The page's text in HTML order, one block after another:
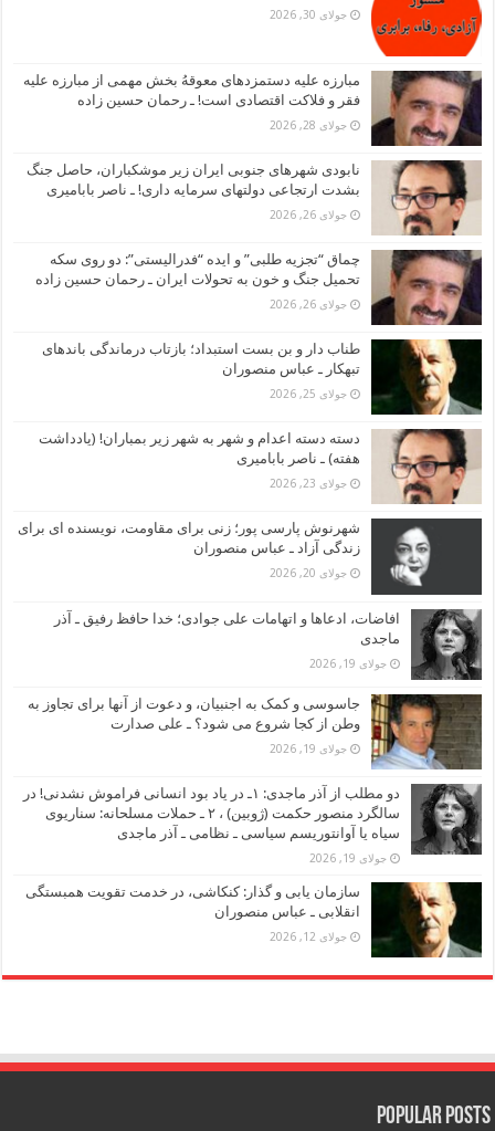
جولای 30, 2026
مبارزه علیه دستمزدهای معوقهُ بخش مهمی از مبارزه علیه
فقر و فلاکت اقتصادی است! ـ رحمان حسین زاده
جولای 28, 2026
نابودی شهرهای جنوبی ایران زیر موشکباران، حاصل جنگ
بشدت ارتجاعی دولتهای سرمایه داری! ـ ناصر بابامیری
جولای 26, 2026
چماق “تجزیه طلبی” و ایده “فدرالیستی”: دو روی سکه
تحمیل جنگ و خون به تحولات ایران ـ رحمان حسین زاده
جولای 26, 2026
طناب دار و بن بست استبداد؛ بازتاب درماندگی باندهای
تبهکار ـ عباس منصوران
جولای 25, 2026
دسته دسته اعدام و شهر به شهر زیر بمباران! (یادداشت
هفته) ـ ناصر بابامیری
جولای 23, 2026
شهرنوش پارسی پور؛ زنی برای مقاومت، نویسنده ای برای
زندگی آزاد ـ عباس منصوران
جولای 20, 2026
افاضات، ادعاها و اتهامات علی جوادی؛ خدا حافظ رفیق ـ آذر
ماجدی
جولای 19, 2026
جاسوسی و کمک به اجنبیان، و دعوت از آنها برای تجاوز به
وطن از کجا شروع می شود؟ ـ علی صدارت
جولای 19, 2026
دو مطلب از آذر ماجدی: ۱ـ در یاد بود انسانی فراموش نشدنی! در
سالگرد منصور حکمت (ژوبین) ، ۲ ـ حملات مسلحانه: سناریوی
سیاه یا آوانتوریسم سیاسی ـ نظامی ـ آذر ماجدی
جولای 19, 2026
سازمان یابی و گذار: کنکاشی، در خدمت تقویت همبستگی
انقلابی ـ عباس منصوران
جولای 12, 2026
Popular Posts